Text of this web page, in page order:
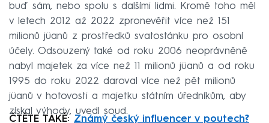
buď sám, nebo spolu s dalšími lidmi. Kromě toho měl
v letech 2012 až 2022 zpronevěřit více než 151
milionů jüanů z prostředků svatostánku pro osobní
účely. Odsouzený také od roku 2006 neoprávněně
nabyl majetek za více než 11 milionů jüanů a od roku
1995 do roku 2022 daroval více než pět milionů
jüanů v hotovosti a majetku státním úředníkům, aby
získal výhody, uvedl soud.
ČTĚTE TAKÉ: Známý český influencer v poutech?